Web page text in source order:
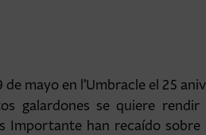
mayo en l’Umbracle el 25
galardones se quiere
Importante han recaído